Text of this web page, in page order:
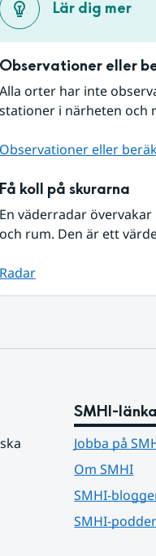
Lär dig mer
Observationer eller
Alla orter har inte
stationer i närheten och
Observationer eller
Få koll på skurarna
En väderradar
och rum. Den är ett
Radar
SMHI-
Jobba på
Om SMHI
SMHI-
SMHI-